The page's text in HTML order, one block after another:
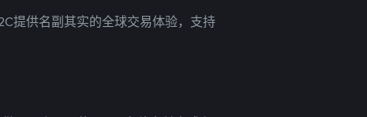
提供名副其实的全球交易体验，支持